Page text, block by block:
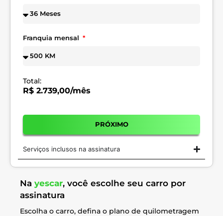
Franquia mensal
Total:
R$ 2.739,00/mês
PRÓXIMO
Serviços inclusos na assinatura
Na yescar, você escolhe seu carro por
assinatura
Escolha o carro, defina o plano de quilometragem